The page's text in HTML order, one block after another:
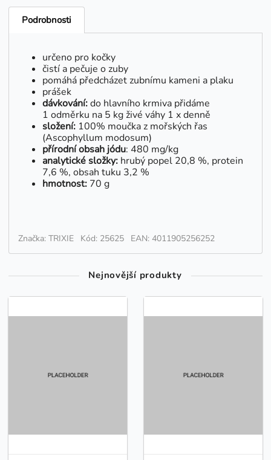
Podrobnosti
určeno pro kočky
čistí a pečuje o zuby
pomáhá předcházet zubnímu kameni a plaku
prášek
dávkování:do hlavního krmiva přidáme
1 odměrku na 5 kg živé váhy 1 x denně
složení: 100% moučka z mořských řas
(Ascophyllum modosum)
přírodní obsah jódu: 480 mg/kg
analytické složky: hrubý popel 20,8 %, protein
7,6 %, obsah tuku 3,2 %
hmotnost: 70 g
Značka: TRIXIE Kód: 25625 EAN: 4011905256252
Nejnovější produkty